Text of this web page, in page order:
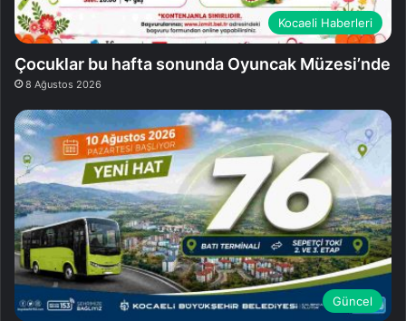
Kocaeli Haberleri
Çocuklar bu hafta sonunda Oyuncak Müzesi’nde
8 Ağustos 2026
Güncel